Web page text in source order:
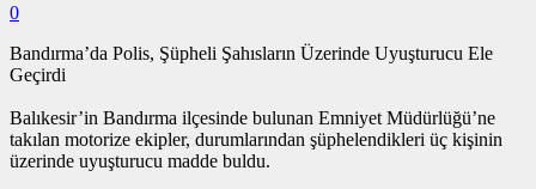
0
Bandırma’da Polis, Şüpheli Şahısların Üzerinde Uyuşturucu Ele
Geçirdi
Balıkesir’in Bandırma ilçesinde bulunan Emniyet Müdürlüğü’ne
takılan motorize ekipler, durumlarından şüphelendikleri üç kişinin
üzerinde uyuşturucu madde buldu.